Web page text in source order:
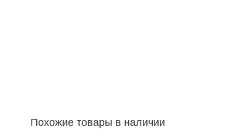
Похожие товары в наличии